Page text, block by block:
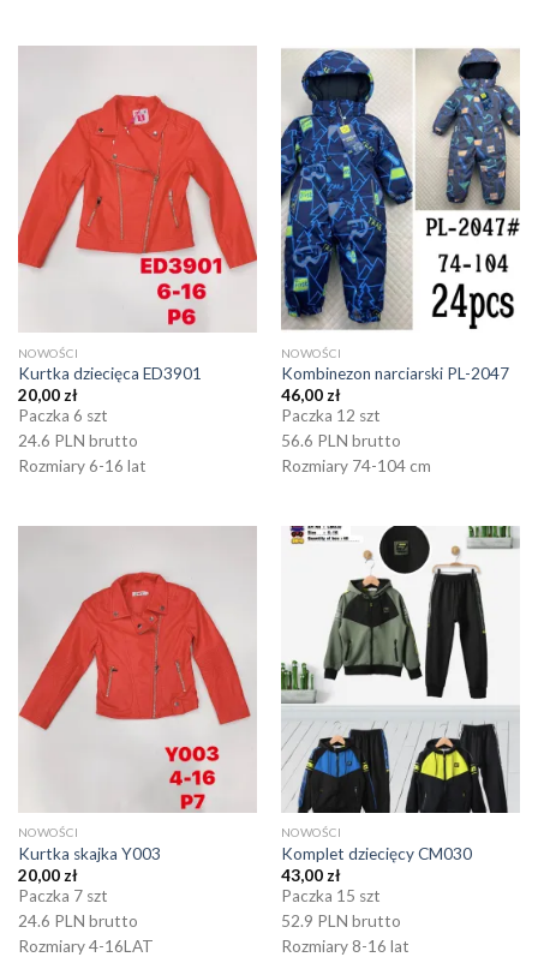
NOWOŚCI
Kurtka dziecięca ED3901
20,00zł
Paczka 6 szt
24.6 PLN brutto
Rozmiary 6-16 lat
NOWOŚCI
Kombinezon narciarski PL-2047
46,00zł
Paczka 12 szt
56.6 PLN brutto
Rozmiary 74-104 cm
NOWOŚCI
Kurtka skajka Y003
20,00 zł
Paczka 7 szt
24.6 PLN brutto
Rozmiary 4-16LAT
NOWOŚCI
Komplet dziecięcy CM030
43,00 zł
Paczka 15 szt
52.9 PLN brutto
Rozmiary 8-16 lat